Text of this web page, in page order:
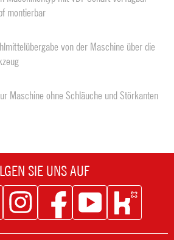
montierbar
von der Maschine über die
Maschine ohne Schläuche und Störkanten
SIE UNS AUF
Social
Icon
Social
Icon
Social
Icon
Social
Icon